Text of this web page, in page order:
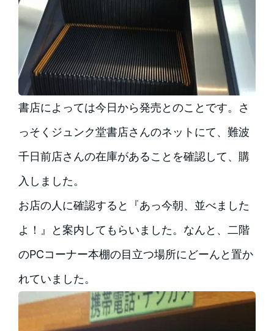
書店によっては今日から発売とのことです。さ
っそくジュンク堂書店さんのネットにて、難波
千日前店さんの在庫があることを確認して、購
入しました。
お店の人に確認すると『あっ今朝、並べました
よ！』と案内してもらいました。なんと、二階
のPCコーナー本棚の目立つ場所にどーんと置か
れていました。